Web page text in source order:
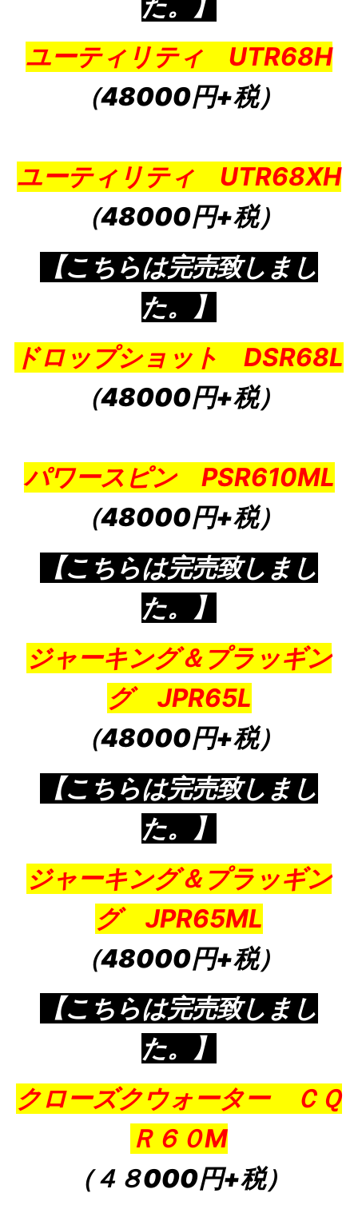
た。】
ユーティリティ UTR68H
（48000円+税）
ユーティリティ UTR68XH
（48000円+税）
【こちらは完売致しまし
た。】
ドロップショット DSR68L
（48000円+税）
パワースピン PSR610ML
（48000円+税）
【こちらは完売致しまし
た。】
ジャーキング＆プラッギン
グ JPR65L
（48000円+税）
【こちらは完売致しまし
た。】
ジャーキング＆プラッギン
グ JPR65ML
（48000円+税）
【こちらは完売致しまし
た。】
クローズクウォーター ＣＱ
Ｒ６０M
（４８000円+税）